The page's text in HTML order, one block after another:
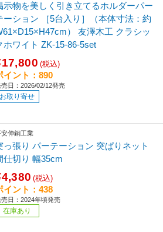
示物を美しく引き立てるホルダーパー
ーション ［5台入り］（本体寸法：約
） 友澤木工 クラシッ
ホワイト ZK-15-86-5set
(税込)
イント：890
売日：2026/02/12発売
お取り寄せ
安伸銅工業
っ張り パーテーション 突ぱりネット
仕切り 幅35cm
(税込)
イント：438
売日：2024年頃発売
在庫あり